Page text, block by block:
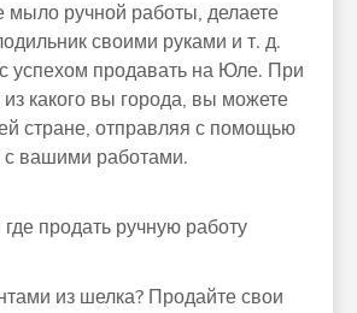
мыло ручной работы, делаете
своими руками и т. д.
успехом продавать на Юле. При
какого вы города, вы можете
стране, отправляя с помощью
с вашими работами.
продать ручную работу
из шелка? Продайте свои